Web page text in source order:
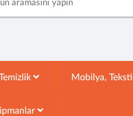
Mobilya, Tekstil